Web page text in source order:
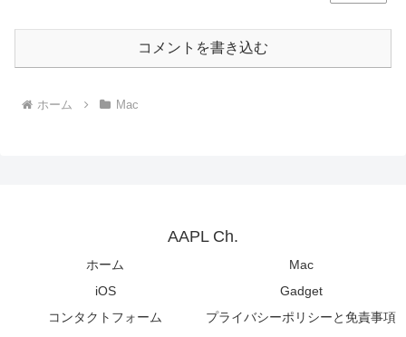
コメントを書き込む
ホーム Mac
AAPL Ch.
ホーム
Mac
iOS
Gadget
コンタクトフォーム
プライバシーポリシーと免責事項